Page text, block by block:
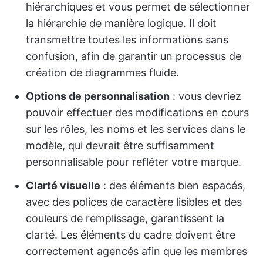
hiérarchiques et vous permet de sélectionner
la hiérarchie de manière logique. Il doit
transmettre toutes les informations sans
confusion, afin de garantir un processus de
création de diagrammes fluide.
Options de personnalisation : vous devriez
pouvoir effectuer des modifications en cours
sur les rôles, les noms et les services dans le
modèle, qui devrait être suffisamment
personnalisable pour refléter votre marque.
Clarté visuelle : des éléments bien espacés,
avec des polices de caractère lisibles et des
couleurs de remplissage, garantissent la
clarté. Les éléments du cadre doivent être
correctement agencés afin que les membres